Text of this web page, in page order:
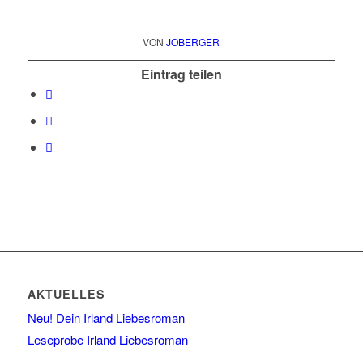
VONJOBERGER
Eintrag teilen
AKTUELLES
Neu! Dein Irland Liebesroman
Leseprobe Irland Liebesroman